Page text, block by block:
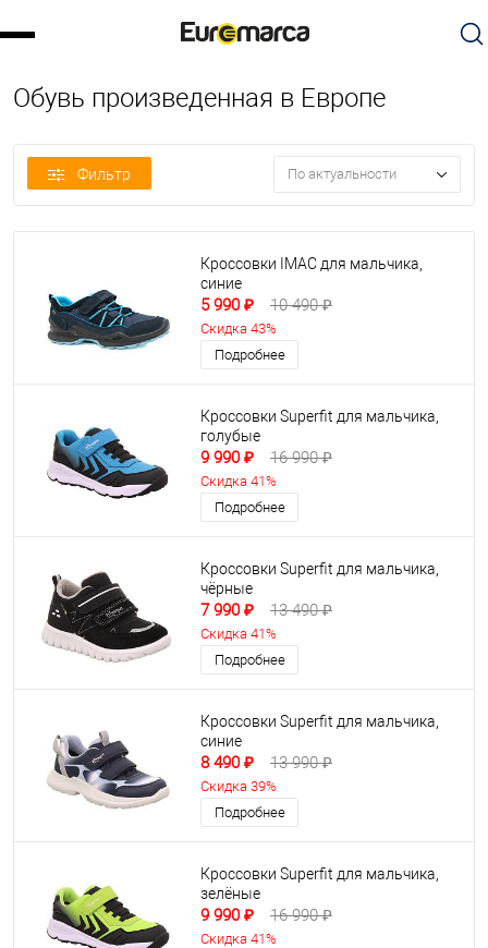
Обувь произведенная в Европе
Фильтр По актуальности
Кроссовки IMAC для мальчика,
синие
5 990 ₽ 10 490 ₽
Скидка 43%
Подробнее
Кроссовки Superfit для мальчика,
голубые
9 990 ₽ 16 990 ₽
Скидка 41%
Подробнее
Кроссовки Superfit для мальчика,
чёрные
7 990 ₽ 13 490 ₽
Скидка 41%
Подробнее
Кроссовки Superfit для мальчика,
синие
8 490 ₽ 13 990 ₽
Скидка 39%
Подробнее
Кроссовки Superfit для мальчика,
зелёные
9 990 ₽ 16 990 ₽
Скидка 41%